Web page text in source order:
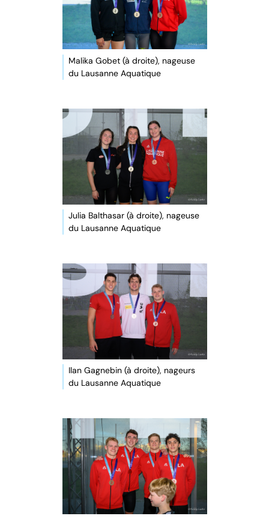
Malika Gobet (à droite), nageuse
du Lausanne Aquatique
Julia Balthasar (à droite), nageuse
du Lausanne Aquatique
Ilan Gagnebin (à droite), nageurs
du Lausanne Aquatique